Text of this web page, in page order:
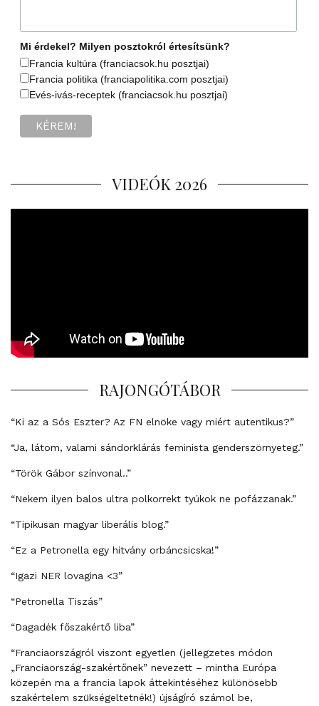
Mi érdekel? Milyen posztokról értesítsünk?
Francia kultúra (franciacsok.hu posztjai)
Francia politika (franciapolitika.com posztjai)
Evés-ivás-receptek (franciacsok.hu posztjai)
VIDEÓK 2026
RAJONGÓTÁBOR
“Ki az a Sós Eszter? Az FN elnöke vagy miért autentikus?”
“Ja, látom, valami sándorklárás feminista genderszörnyeteg.”
“Török Gábor színvonal..”
“Nekem ilyen balos ultra polkorrekt tyúkok ne pofázzanak.”
“Tipikusan magyar liberális blog.”
“Ez a Petronella egy hitvány orbáncsicska!”
“Igazi NER lovagina <3”
“Petronella Tiszás”
“Dagadék főszakértő liba”
“Franciaországról viszont egyetlen (jellegzetes módon
„Franciaország-szakértőnek” nevezett – mintha Európa
közepén ma a francia lapok áttekintéséhez különösebb
szakértelem szükségeltetnék!) újságíró számol be,